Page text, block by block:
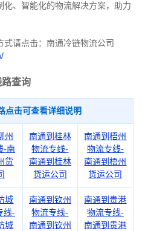
、智能化的物流解决方案，助力
请点击：南通冷链物流公司
查询
点击可查看详细说明
州
-南
货
南通到桂林
物流专线-
南通到桂林
货运公司
南通到梧州
物流专线-
南通到梧州
货运公司
城
线-
城
南通到钦州
物流专线-
南通到钦州
南通到贵港
物流专线-
南通到贵港